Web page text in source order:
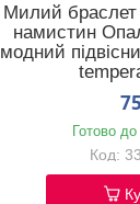
Милий браслет
намистин
модний
Готово до